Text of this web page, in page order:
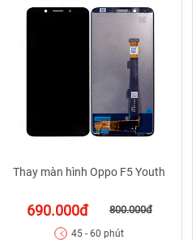
Thay màn hình Oppo F5 Youth
690.000đ 800.000đ
45 - 60 phút